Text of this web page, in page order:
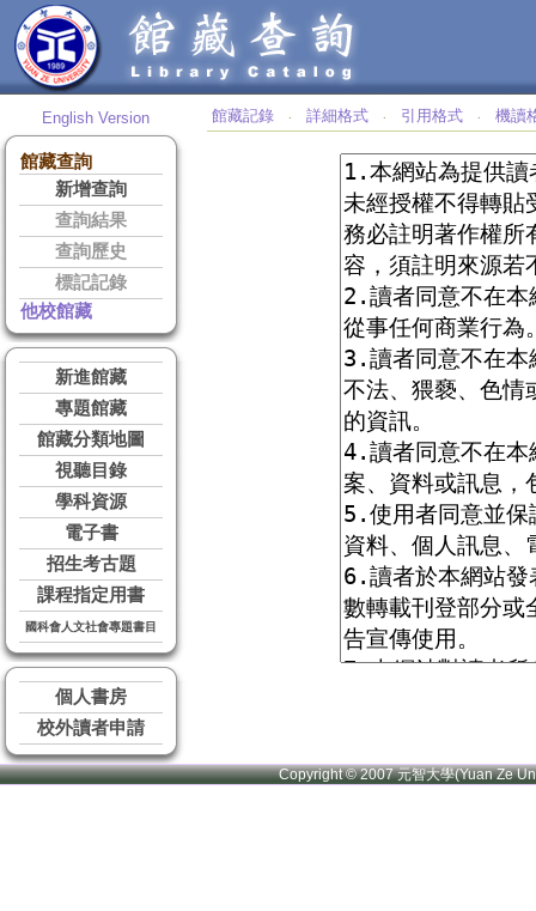
English Version
館藏查詢
新增查詢
查詢結果
查詢歷史
標記記錄
他校館藏
新進館藏
專題館藏
館藏分類地圖
視聽目錄
學科資源
電子書
招生考古題
課程指定用書
國科會人文社會專題書目
個人書房
校外讀者申請
館藏記錄 ‧ 詳細格式 ‧ 引用格式 ‧ 機讀
Copyright © 2007 元智大學(Yuan Ze